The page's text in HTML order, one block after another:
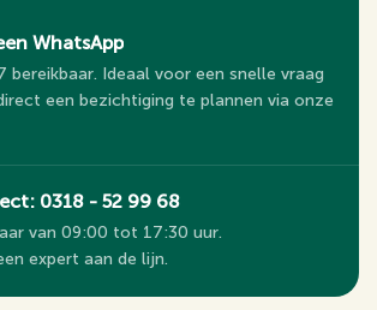
WhatsApp
bereikbaar. Ideaal voor een snelle vraag
een bezichtiging te plannen via onze
0318 - 52 99 68
van 09:00 tot 17:30 uur.
expert aan de lijn.